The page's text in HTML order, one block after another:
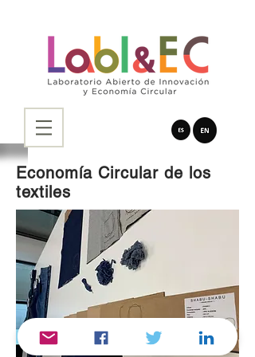
Economía Circular de los
textiles